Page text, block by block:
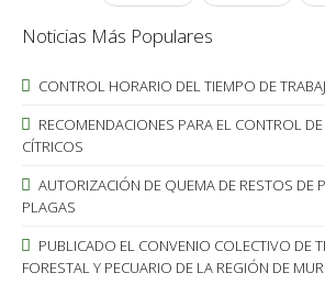
Noticias Más Populares
CONTROL HORARIO DEL TIEMPO DE
RECOMENDACIONES PARA EL CONTROL
CÍTRICOS
AUTORIZACIÓN DE QUEMA DE RESTOS DE
PLAGAS
PUBLICADO EL CONVENIO COLECTIVO DE
FORESTAL Y PECUARIO DE LA REGIÓN DE